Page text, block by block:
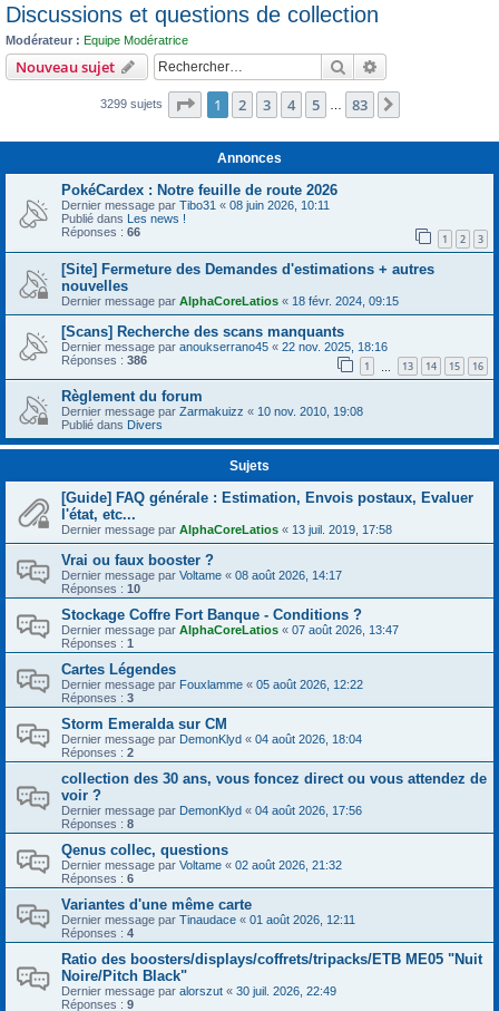
Discussions et questions de collection
Modérateur : Equipe Modératrice
Nouveau sujet Rechercher
3299 sujets Page 1sur83
1 2 3 4 5 83
Annonces
PokéCardex : Notre feuille de route 2026
Dernier message par Tibo31 « 08 juin 2026, 10:11
Publié dans Les news !
Réponses : 66 1 2 3
[Site] Fermeture des Demandes d'estimations + autres
nouvelles
Dernier message par AlphaCoreLatios « 18 févr. 2024, 09:15
[Scans] Recherche des scans manquants
Dernier message par anoukserrano45 « 22 nov. 2025, 18:16
Réponses : 386 1 13 14 15 16
Règlement du forum
Dernier message par Zarmakuizz « 10 nov. 2010, 19:08
Publié dans Divers
Sujets
[Guide] FAQ générale : Estimation, Envois postaux, Evaluer
l'état, etc...
Dernier message par AlphaCoreLatios « 13 juil. 2019, 17:58
Vrai ou faux booster ?
Dernier message par Voltame « 08 août 2026, 14:17
Réponses : 10
Stockage Coffre Fort Banque - Conditions ?
Dernier message par AlphaCoreLatios « 07 août 2026, 13:47
Réponses : 1
Cartes Légendes
Dernier message par Fouxlamme « 05 août 2026, 12:22
Réponses : 3
Storm Emeralda sur CM
Dernier message par DemonKlyd « 04 août 2026, 18:04
Réponses : 2
collection des 30 ans, vous foncez direct ou vous attendez de
voir ?
Dernier message par DemonKlyd « 04 août 2026, 17:56
Réponses : 8
Qenus collec, questions
Dernier message par Voltame « 02 août 2026, 21:32
Réponses : 6
Variantes d'une même carte
Dernier message par Tinaudace « 01 août 2026, 12:11
Réponses : 4
Ratio des boosters/displays/coffrets/tripacks/ETB ME05 "Nuit
Noire/Pitch Black"
Dernier message par alorszut « 30 juil. 2026, 22:49
Réponses : 9